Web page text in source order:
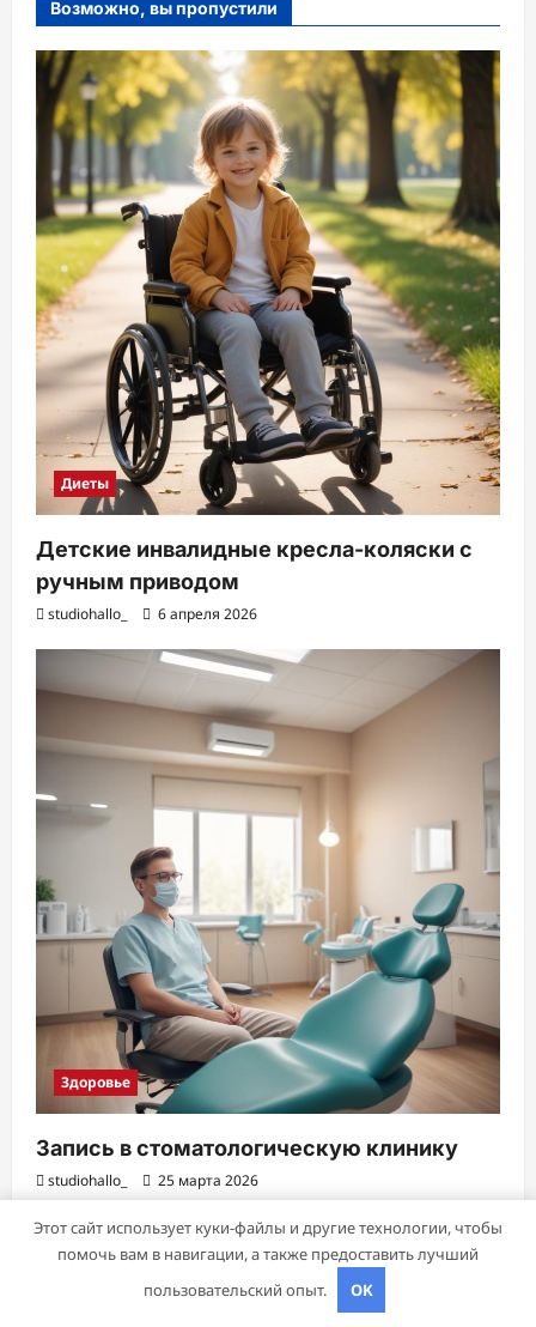
Возможно, вы пропустили
Диеты
Детские инвалидные кресла-коляски с
ручным приводом
studiohallo_ 6 апреля 2026
Здоровье
Запись в стоматологическую клинику
studiohallo_ 25 марта 2026
Этот сайт использует куки-файлы и другие технологии, чтобы
помочь вам в навигации, а также предоставить лучший
пользовательский опыт.
OK